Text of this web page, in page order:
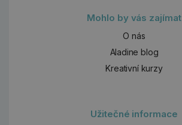
Mohlo by vás zajímat
O nás
Aladine blog
Kreativní kurzy
Užitečné informace